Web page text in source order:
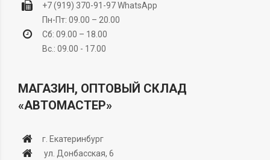
+7 (919) 370-91-97WhatsApp
Пн-Пт: 09.00 – 20.00
Сб: 09.00 – 18.00
Вс.: 09.00 - 17.00
МАГАЗИН, ОПТОВЫЙ СКЛАД
«АВТОМАСТЕР»
г. Екатеринбург
ул. Донбасская, 6